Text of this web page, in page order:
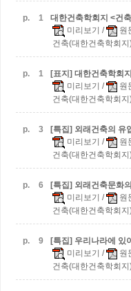
p. 1
대한건축학회지 <건
미리보기 / 원
건축(대한건축학회
p. 1
[표지] 대한건축학회
미리보기 / 원
건축(대한건축학회
p. 3
[특집] 외래건축의 유
미리보기 / 원
건축(대한건축학회
p. 6
[특집] 외래건축문화
미리보기 / 원
건축(대한건축학회
p. 9
[특집] 우리나라에 있
미리보기 / 원
건축(대한건축학회